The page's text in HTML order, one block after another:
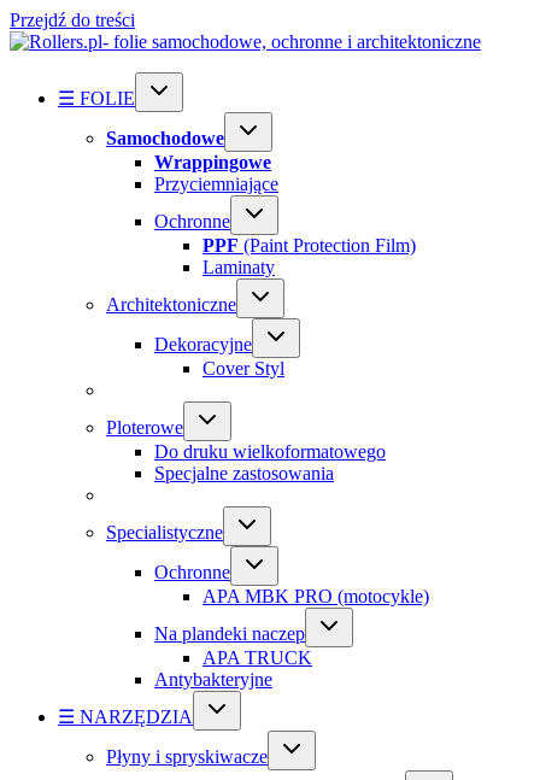
Przejdź do treści
☰ FOLIE
Samochodowe
Wrappingowe
Przyciemniające
Ochronne
PPF (Paint Protection Film)
Laminaty
Architektoniczne
Dekoracyjne
Cover Styl
Ploterowe
Do druku wielkoformatowego
Specjalne zastosowania
Specialistyczne
Ochronne
APA MBK PRO (motocykle)
Na plandeki naczep
APA TRUCK
Antybakteryjne
☰ NARZĘDZIA
Płyny i spryskiwacze